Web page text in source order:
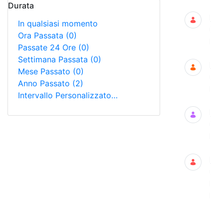
Durata
In qualsiasi momento
Ora Passata (0)
Passate 24 Ore (0)
Settimana Passata (0)
Mese Passato (0)
Anno Passato (2)
Intervallo Personalizzato…